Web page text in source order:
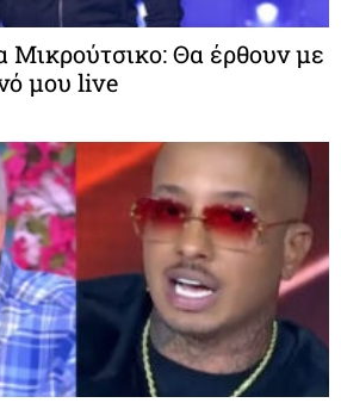
Μικρούτσικο: Θα έρθουν με
μου live